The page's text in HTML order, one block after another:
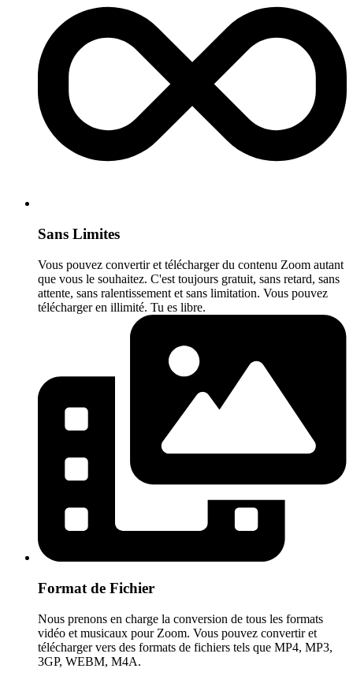
Sans Limites
Vous pouvez convertir et télécharger du contenu Zoom autant
que vous le souhaitez. C'est toujours gratuit, sans retard, sans
attente, sans ralentissement et sans limitation. Vous pouvez
télécharger en illimité. Tu es libre.
Format de Fichier
Nous prenons en charge la conversion de tous les formats
vidéo et musicaux pour Zoom. Vous pouvez convertir et
télécharger vers des formats de fichiers tels que MP4, MP3,
3GP, WEBM, M4A.